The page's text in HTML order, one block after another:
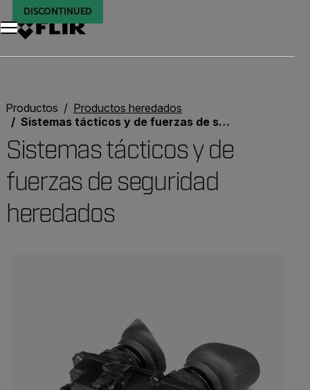
Unread messages
Modelo
Eliminar
artículos
artículo
Añadir al carro
Añadido al carro
Productos
Productos heredados
Sistemas tácticos y de fuerzas de seguridad heredados
Sistemas tácticos y de
fuerzas de seguridad
heredados
DISCONTINUED
DISCONTINUED
DISCONTINUED
DISCONTINUED